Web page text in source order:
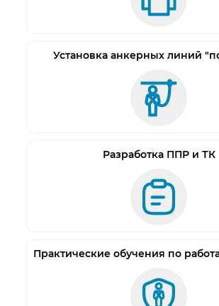
Тип обуви:Ботинки
ПУ/ТПУ
Материал подноска:Композит
Мун200, Нс,
Размер:35-48
Установка анкерных линий
Разработка ППР и ТК
Практические обучения по